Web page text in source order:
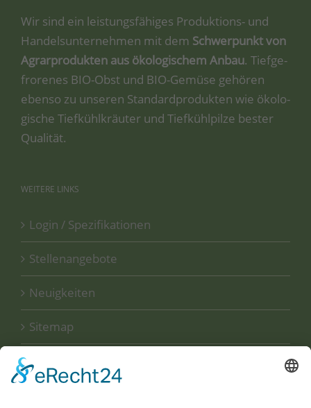
Wir sind ein leis­tungs­fä­hi­ges Pro­duk­ti­ons- und
Han­dels­un­ter­neh­men mit dem Schwer­punkt von
Agrar­pro­duk­ten aus öko­lo­gi­schem Anbau. Tief­ge­
fro­re­nes BIO-Obst und BIO-Gemü­se gehö­ren
eben­so zu unse­ren Stan­dard­pro­duk­ten wie öko­lo­
gi­sche Tief­kühl­kräu­ter und Tief­kühl­pil­ze bes­ter
Qualität.
WEITERE LINKS
Login / Spezifikationen
Stellenangebote
Neuigkeiten
Sitemap
Disclaimer